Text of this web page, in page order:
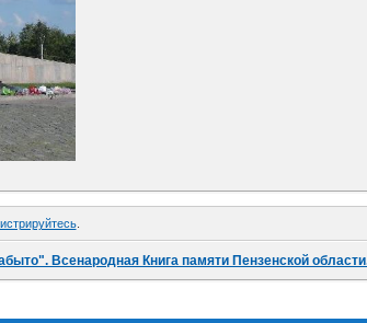
.
Всенародная Книга памяти Пензенской